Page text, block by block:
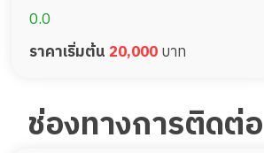
0.0
ราคาเริ่มต้น 20,000บาท
ช่องทางการติดต่อ